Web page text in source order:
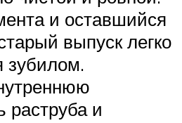
и оставшийся
выпуск легко
зубилом.
раструба и